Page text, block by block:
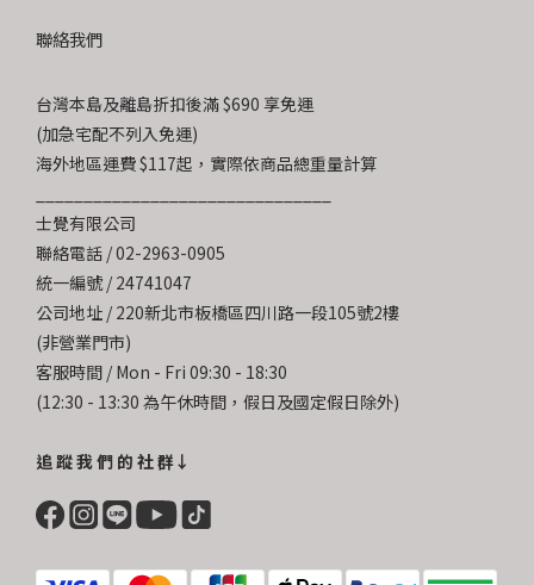
聯絡我們
台灣本島及離島折扣後滿 $690 享免運
(加急宅配不列入免運)
海外地區運費 $117起，實際依商品總重量計算
士覺有限公司
聯絡電話 / 02-2963-0905
統一編號 / 24741047
公司地址 / 220新北市板橋區四川路一段105號2樓
(非營業門市)
客服時間 / Mon - Fri 09:30 - 18:30
(12:30 - 13:30 為午休時間，假日及國定假日除外)
追 蹤 我 們 的 社 群↓